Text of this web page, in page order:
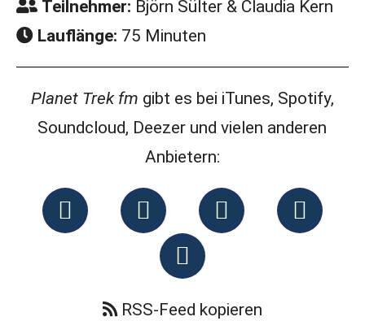
Teilnehmer: Björn Sülter & Claudia Kern
Lauflänge: 75 Minuten
Planet Trek fm gibt es bei iTunes, Spotify,
Soundcloud, Deezer und vielen anderen
Anbietern:
RSS-Feed kopieren